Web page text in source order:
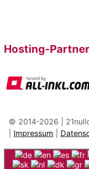
Hosting-
© 2014-2026 |
Impressum